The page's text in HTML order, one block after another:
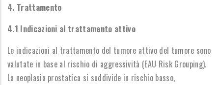
4. Trattamento
4.1 Indicazioni al trattamento attivo
Le indicazioni al trattamento del tumore attivo del tumore sono
valutate in base al rischio di aggressività (EAU Risk Grouping).
La neoplasia prostatica si suddivide in rischio basso,